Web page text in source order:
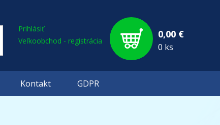
Prihlásiť
Veľkoobchod - registrácia
0,00 €
0 ks
Kontakt GDPR